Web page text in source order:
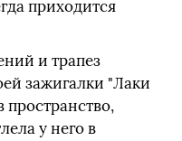
приходится
и трапез
зажигалки "Лаки
пространство,
у него в